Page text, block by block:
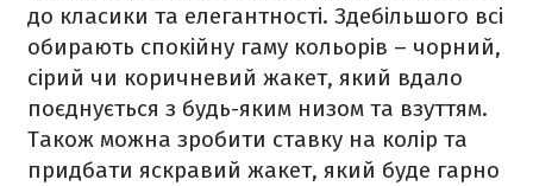
до класики та елегантності. Здебільшого всі
обирають спокійну гаму кольорів – чорний,
сірий чи коричневий жакет, який вдало
поєднується з будь-яким низом та взуттям.
Також можна зробити ставку на колір та
придбати яскравий жакет, який буде гарно